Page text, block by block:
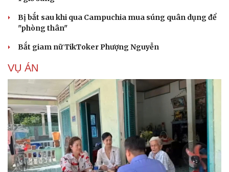
Bị bắt sau khi qua Campuchia mua súng quân dụng để
"phòng thân"
Bắt giam nữ TikToker Phượng Nguyễn
VỤ ÁN